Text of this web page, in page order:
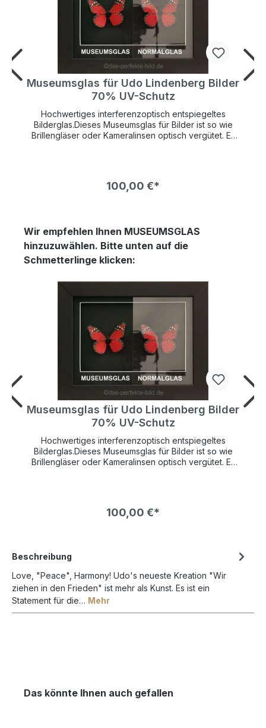
Museumsglas für Udo Lindenberg Bilder
70% UV-Schutz
Hochwertiges interferenzoptisch entspiegeltes
Bilderglas.Dieses Museumsglas für Bilder ist so wie
Brillengläser oder Kameralinsen optisch vergütet. Es
und kontrastreicher als bei normalem Bilderglas NUR
100,00 €*
Wir empfehlen Ihnen MUSEUMSGLAS
hinzuzuwählen. Bitte unten auf die
Schmetterlinge klicken:
Museumsglas für Udo Lindenberg Bilder
70% UV-Schutz
Hochwertiges interferenzoptisch entspiegeltes
Bilderglas.Dieses Museumsglas für Bilder ist so wie
Brillengläser oder Kameralinsen optisch vergütet. Es
und kontrastreicher als bei normalem Bilderglas NUR
100,00 €*
Beschreibung
Love, "Peace", Harmony! Udo's neueste Kreation "Wir
ziehen in den Frieden" ist mehr als Kunst. Es ist ein
Statement für die… Mehr
Das könnte Ihnen auch gefallen